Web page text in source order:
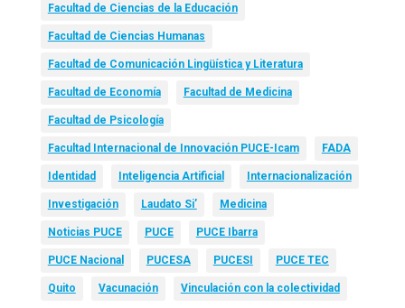
Facultad de Ciencias de la Educación
Facultad de Ciencias Humanas
Facultad de Comunicación Lingüística y Literatura
Facultad de Economía Facultad de Medicina
Facultad de Psicología
Facultad Internacional de Innovación PUCE-Icam FADA
Identidad Inteligencia Artificial Internacionalización
Investigación Laudato Si’ Medicina
Noticias PUCE PUCE PUCE Ibarra
PUCE Nacional PUCESA PUCESI PUCE TEC
Quito Vacunación Vinculación con la colectividad